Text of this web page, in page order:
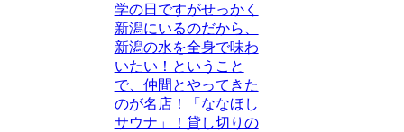
学の日ですがせっかく
新潟にいるのだから、
新潟の水を全身で味わ
いたい！ということ
で、仲間とやってきた
のが名店！「ななほし
サウナ」！貸し切りの